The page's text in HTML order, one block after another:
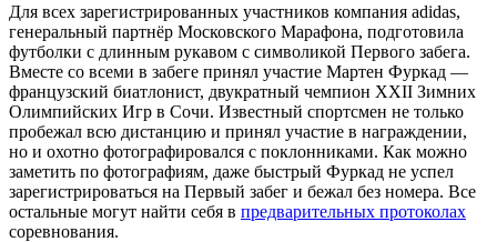
Для всех зарегистрированных участников компания adidas,
генеральный партнёр Московского Марафона, подготовила
футболки с длинным рукавом с символикой Первого забега.
Вместе со всеми в забеге принял участие Мартен Фуркад —
французский биатлонист, двукратный чемпион XXII Зимних
Олимпийских Игр в Сочи. Известный спортсмен не только
пробежал всю дистанцию и принял участие в награждении,
но и охотно фотографировался с поклонниками. Как можно
заметить по фотографиям, даже быстрый Фуркад не успел
зарегистрироваться на Первый забег и бежал без номера. Все
остальные могут найти себя в предварительных протоколах
соревнования.